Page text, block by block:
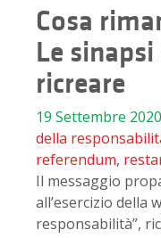
Cosa
Le
ricreare
19 Settembre 2020
della
referendum,
Il messaggio
all’esercizio della
responsabilità”,